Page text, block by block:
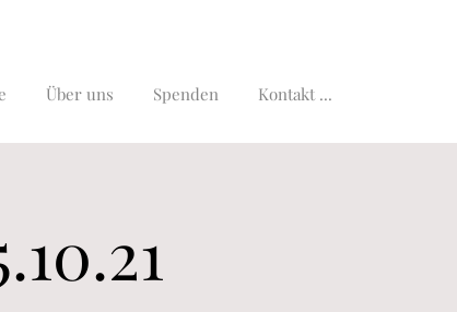
Über uns Spenden Kontakt ...